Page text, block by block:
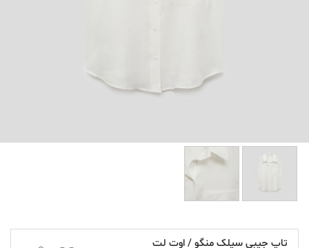
تاپ جیبی سیلک منگو / اوت لت